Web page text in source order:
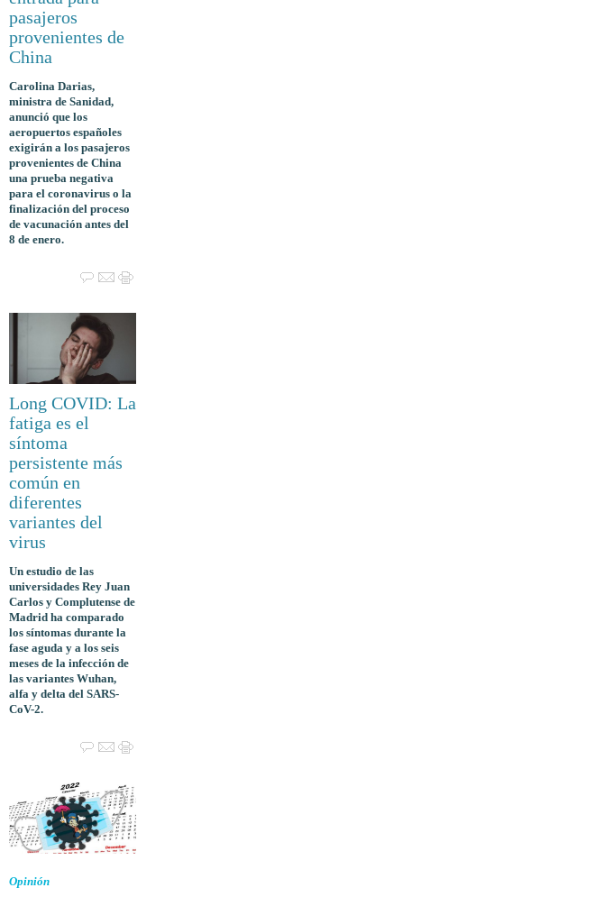
pasajeros
provenientes de
China
Carolina Darias,
ministra de Sanidad,
anunció que los
aeropuertos españoles
exigirán a los pasajeros
provenientes de China
una prueba negativa
para el coronavirus o la
finalización del proceso
de vacunación antes del
8 de enero.
Long COVID: La
fatiga es el
síntoma
persistente más
común en
diferentes
variantes del
virus
Un estudio de las
universidades Rey Juan
Carlos y Complutense de
Madrid ha comparado
los síntomas durante la
fase aguda y a los seis
meses de la infección de
las variantes Wuhan,
alfa y delta del SARS-
CoV-2.
Opinión